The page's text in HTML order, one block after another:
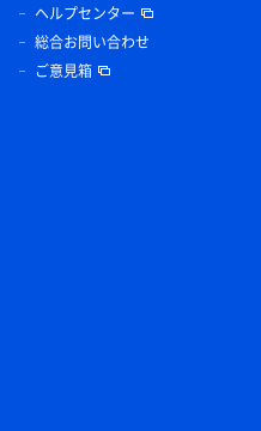
ヘルプセンター
総合お問い合わせ
ご意見箱